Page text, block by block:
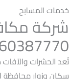
خدمات المسابح
شركة
0560387770 | فرسان
تُعد الحشرات
سكان وزوار محافظة